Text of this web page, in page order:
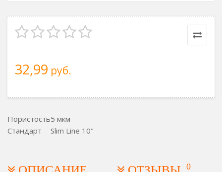
32,99 руб.
Пористость5 мкм
Стандарт
Slim Line 10"
0